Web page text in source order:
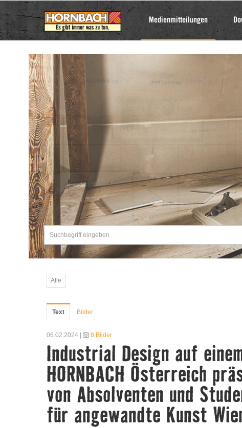
Medienmitteilungen
Alle
Text Bilder
06.02.2024 | 8 Bilder
Industrial Design auf
HORNBACH Österreich
von Absolventen und
für angewandte Kunst